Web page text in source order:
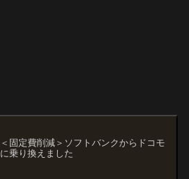
＜固定費削減＞ソフトバンクからドコモ
に乗り換えました